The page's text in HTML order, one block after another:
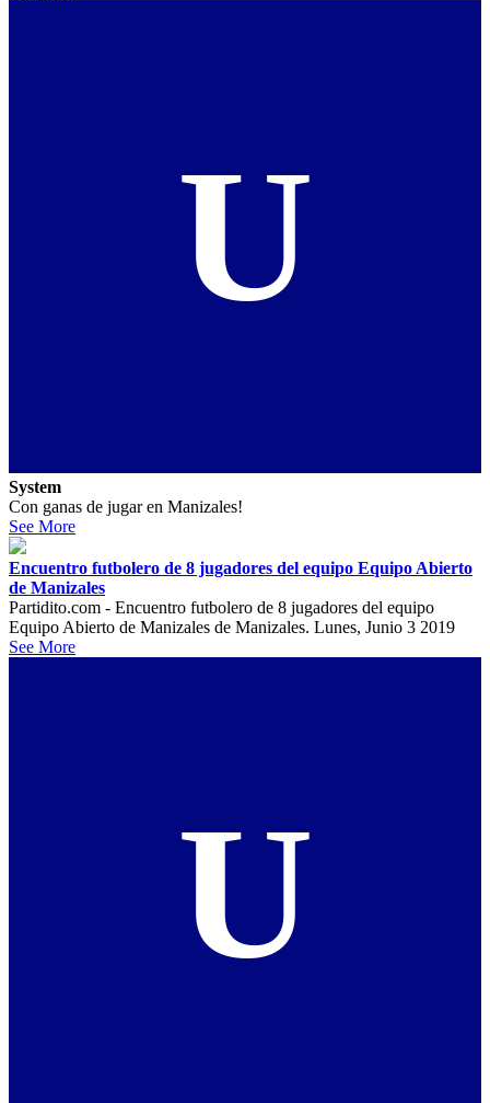
U
System
Con ganas de jugar en Manizales!
See More
Encuentro futbolero de 8 jugadores del equipo Equipo Abierto
de Manizales
Partidito.com - Encuentro futbolero de 8 jugadores del equipo
Equipo Abierto de Manizales de Manizales. Lunes, Junio 3 2019
See More
U